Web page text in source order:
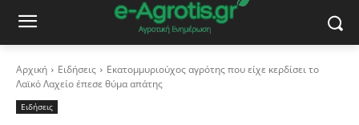
Αρχική Ειδήσεις
Εκατομμυριούχος αγρότης που είχε κερδίσει το
Λαϊκό Λαχείο έπεσε θύμα απάτης
Ειδήσεις